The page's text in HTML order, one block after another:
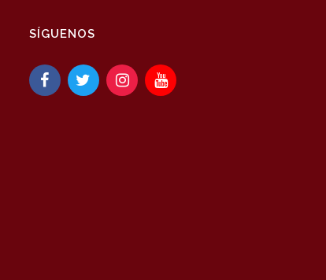
SÍGUENOS